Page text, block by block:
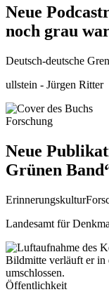
Neue
noch grau
Deutsch-deutsche
ullstein - Jürgen Ritter
Forschung
Neue
Grünen
Erinnerungskultur
Landesamt für
Öffentlichkeit